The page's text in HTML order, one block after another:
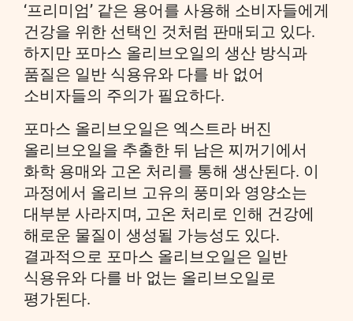
‘프리미엄’ 같은 용어를 사용해 소비자들에게
건강을 위한 선택인 것처럼 판매되고 있다.
하지만 포마스 올리브오일의 생산 방식과
품질은 일반 식용유와 다를 바 없어
소비자들의 주의가 필요하다.
포마스 올리브오일은 엑스트라 버진
올리브오일을 추출한 뒤 남은 찌꺼기에서
화학 용매와 고온 처리를 통해 생산된다. 이
과정에서 올리브 고유의 풍미와 영양소는
대부분 사라지며, 고온 처리로 인해 건강에
해로운 물질이 생성될 가능성도 있다.
결과적으로 포마스 올리브오일은 일반
식용유와 다를 바 없는 올리브오일로
평가된다.